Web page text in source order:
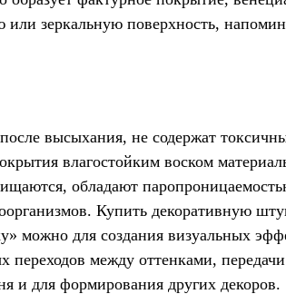
или зеркальную поверхность,
высыхания, не содержат
влагостойким воском
обладают
Купить декоративную
можно для создания визуальных
переходов между оттенками,
и для формирования других декоров.